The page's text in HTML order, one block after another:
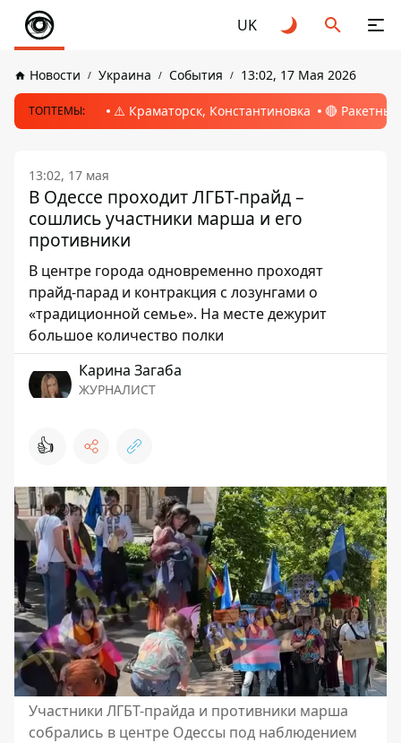
UK
Новости Украина События 13:02, 17 Мая 2026
ТОПТЕМЫ: ⚠️ Краматорск, Константиновка 🔴
13:02, 17 мая
В Одессе проходит ЛГБТ-прайд –
сошлись участники марша и его
противники
В центре города одновременно проходят
прайд-парад и контракция с лозунгами о
«традиционной семье». На месте дежурит
большое количество полки
Карина Загаба
ЖУРНАЛИСТ
👍
Участники ЛГБТ-прайда и противники марша
собрались в центре Одессы под наблюдением